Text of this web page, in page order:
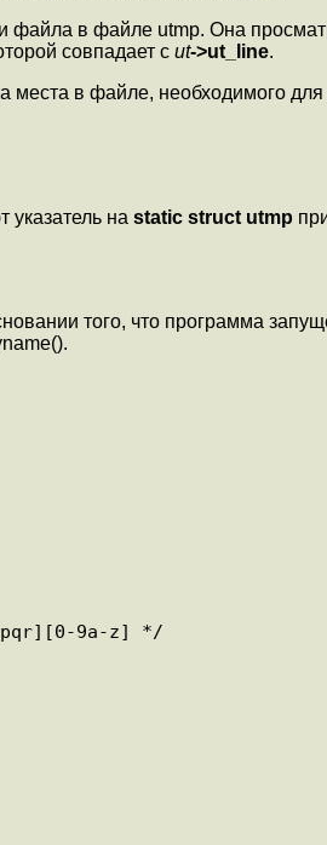
файла в файле utmp. Она
совпадает с ut->ut_line.
места в файле, необходимого для
указатель на static struct utmp
того, что программа